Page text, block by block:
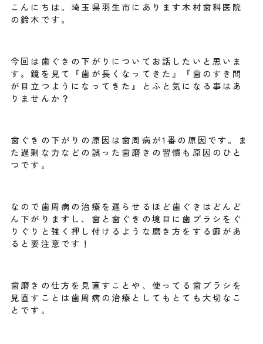
こんにちは。埼玉県羽生市にあります木村歯科医院
の鈴木です。
今回は歯ぐきの下がりについてお話したいと思いま
す。鏡を見て『歯が長くなってきた』『歯のすき間
が目立つようになってきた』とふと気になる事はあ
りませんか？
歯ぐきの下がりの原因は歯周病が1番の原因です。ま
た過剰な力などの誤った歯磨きの習慣も原因のひと
つです。
なので歯周病の治療を遅らせるほど歯ぐきはどんど
ん下がりますし、歯と歯ぐきの境目に歯ブラシをぐ
りぐりと強く押し付けるような磨き方をする癖があ
ると要注意です！
歯磨きの仕方を見直すことや、使ってる歯ブラシを
見直すことは歯周病の治療としてもとても大切なこ
とです。